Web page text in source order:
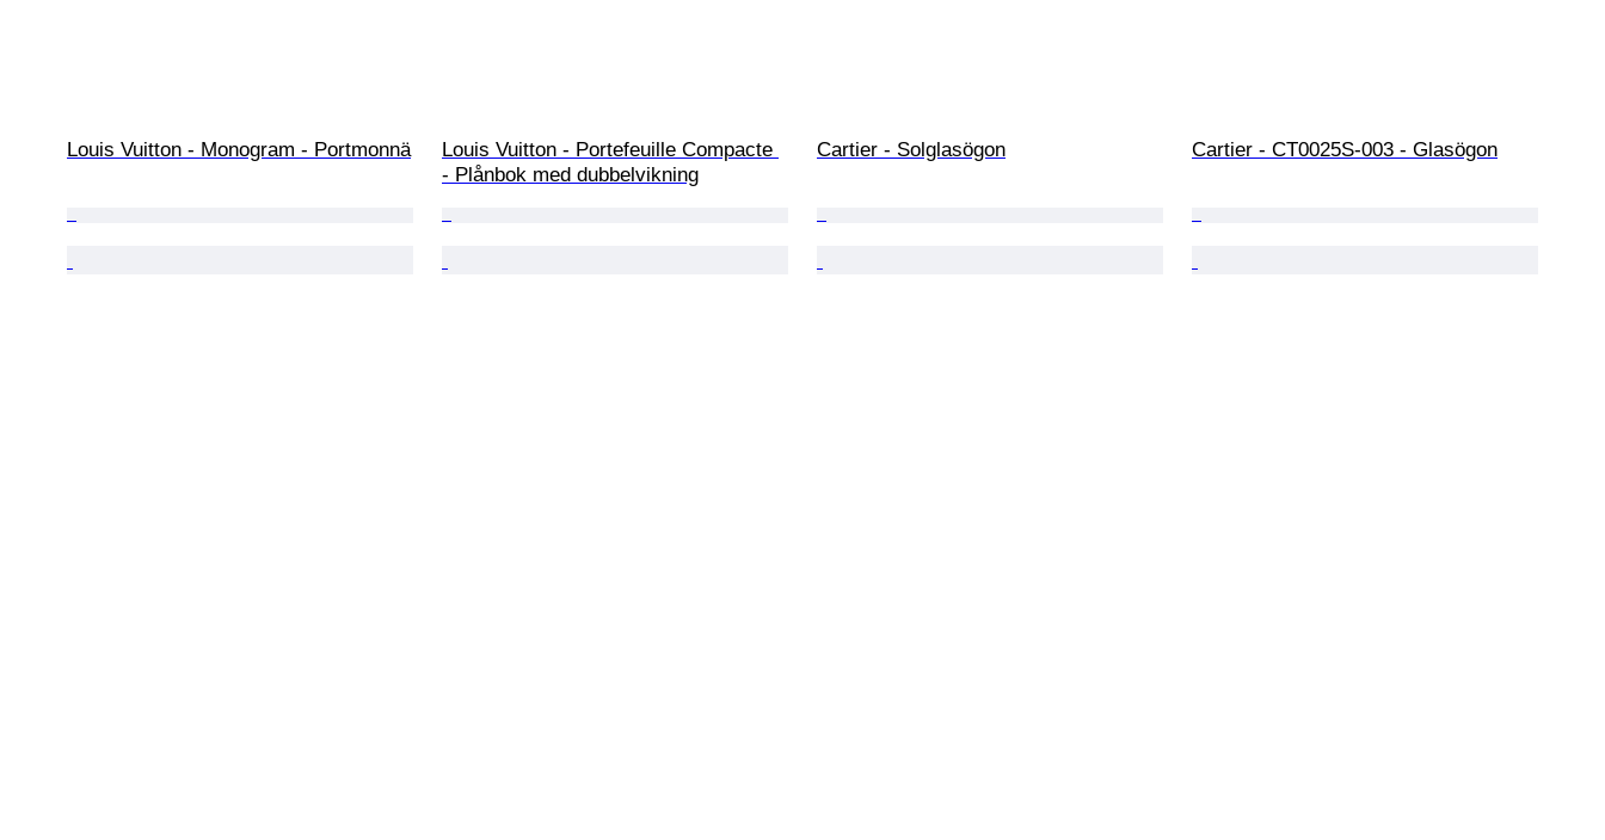
Louis Vuitton - Monogram - Portmonnä
Louis Vuitton - Portefeuille Compacte
- Plånbok med dubbelvikning
Cartier - Solglasögon Cartier - CT0025S-003 - Glasögon